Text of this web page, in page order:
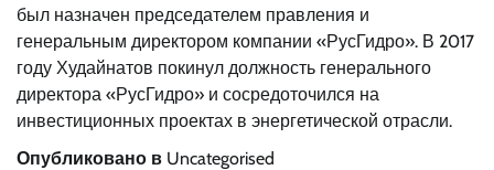
был назначен председателем правления и
генеральным директором компании «РусГидро». В 2017
году Худайнатов покинул должность генерального
директора «РусГидро» и сосредоточился на
инвестиционных проектах в энергетической отрасли.
Опубликовано в Uncategorised